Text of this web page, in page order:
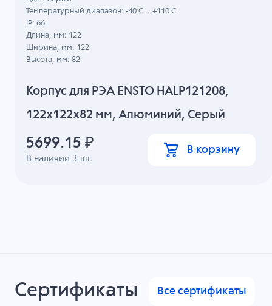
Корпус для РЭА ENSTO HALP121208,
122x122x82 мм, Алюминий, Серый
В наличии 3 шт.
Температурный диапазон: -40 C ...+110 C
IP: 66
Длина, мм: 122
Ширина, мм: 122
Высота, мм: 82
5699.15 ₽ В корзину
Сертификаты Все сертификаты